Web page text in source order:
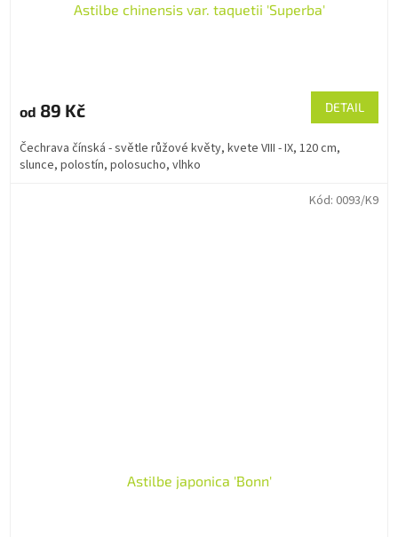
Astilbe chinensis var. taquetii 'Superba'
od 89 Kč DETAIL
Čechrava čínská - světle růžové květy, kvete VIII - IX, 120 cm,
slunce, polostín, polosucho, vlhko
Astilbe japonica 'Bonn'
Kód: 0093/K9